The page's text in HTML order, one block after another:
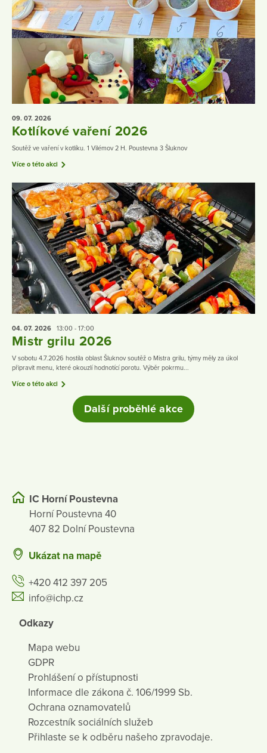
09. 07. 2026
Kotlíkové vaření 2026
Soutěž ve vaření v kotlíku. 1 Vilémov 2 H. Poustevna 3 Šluknov
Více o této akci
04. 07. 2026 13:00 - 17:00
Mistr grilu 2026
V sobotu 4.7.2026 hostila oblast Šluknov soutěž o Mistra grilu, týmy měly za úkol
připravit menu, které okouzlí hodnotící porotu. Výběr pokrmu...
Více o této akci
Další proběhlé akce
IC Horní Poustevna
Horní Poustevna 40
407 82 Dolní Poustevna
Ukázat na mapě
+420 412 397 205
info@ichp.cz
Odkazy
Mapa webu
GDPR
Prohlášení o přístupnosti
Informace dle zákona č. 106/1999 Sb.
Ochrana oznamovatelů
Rozcestník sociálních služeb
Přihlaste se k odběru našeho zpravodaje.